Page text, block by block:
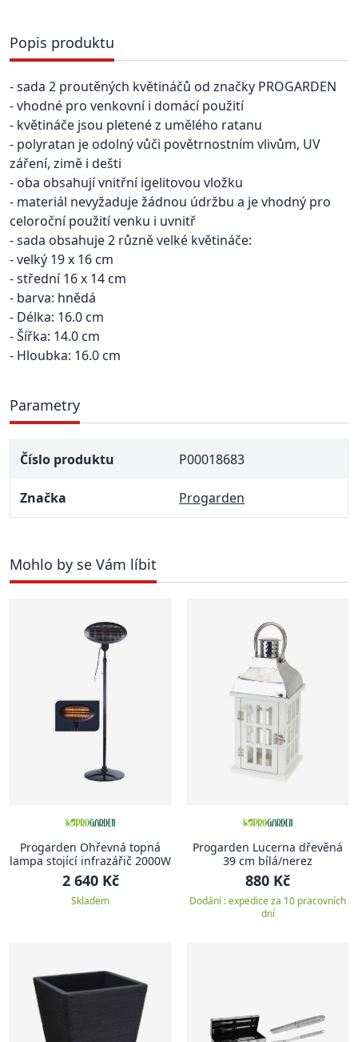
Popis produktu
- sada 2 proutěných květináčů od značky PROGARDEN
- vhodné pro venkovní i domácí použití
- květináče jsou pletené z umělého ratanu
- polyratan je odolný vůči povětrnostním vlivům, UV
záření, zimě i dešti
- oba obsahují vnitřní igelitovou vložku
- materiál nevyžaduje žádnou údržbu a je vhodný pro
celoroční použití venku i uvnitř
- sada obsahuje 2 různě velké květináče:
- velký 19 x 16 cm
- střední 16 x 14 cm
- barva: hnědá
- Délka: 16.0 cm
- Šířka: 14.0 cm
- Hloubka: 16.0 cm
Parametry
Číslo produktu P00018683
Značka Progarden
Mohlo by se Vám líbit
Progarden Ohřevná topná
lampa stojící infrazářič 2000W
2 640 Kč
Skladem
Progarden Lucerna dřevěná
39 cm bílá/nerez
880 Kč
Dodání : expedice za 10 pracovních
dní